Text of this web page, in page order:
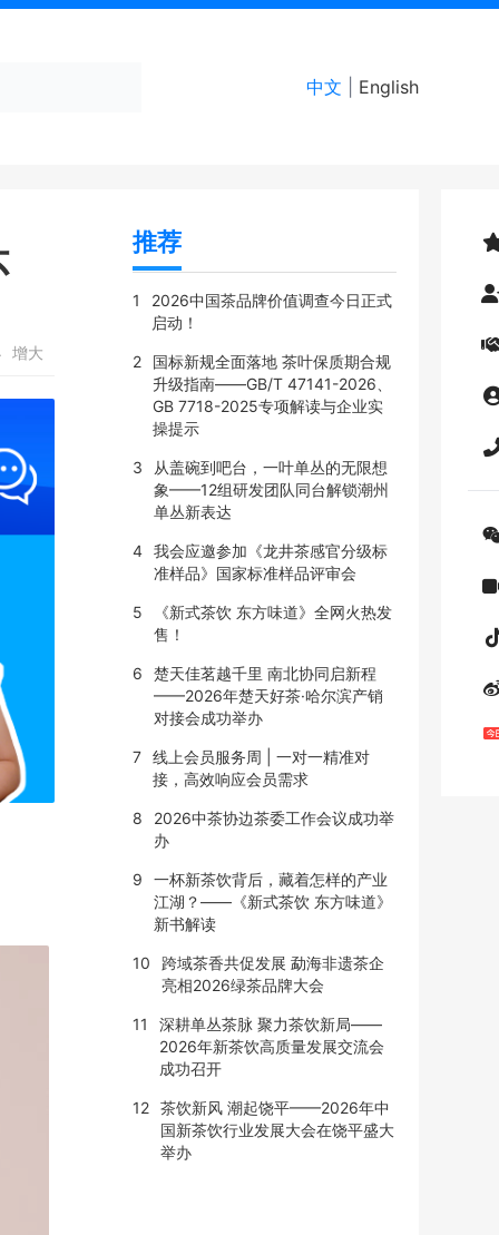
中文 English
增大
推荐
1
2026中国茶品牌价值调查今日正式
启动！
2
国标新规全面落地 茶叶保质期合规
升级指南——GB/T 47141-2026、
GB 7718-2025专项解读与企业实
操提示
3
从盖碗到吧台，一叶单丛的无限想
象——12组研发团队同台解锁潮州
单丛新表达
4
我会应邀参加《龙井茶感官分级标
准样品》国家标准样品评审会
5
《新式茶饮 东方味道》全网火热发
售！
6
楚天佳茗越千里 南北协同启新程
——2026年楚天好茶·哈尔滨产销
对接会成功举办
7
线上会员服务周 | 一对一精准对
接，高效响应会员需求
8
2026中茶协边茶委工作会议成功举
办
9
一杯新茶饮背后，藏着怎样的产业
江湖？——《新式茶饮 东方味道》
新书解读
10
跨域茶香共促发展 勐海非遗茶企
亮相2026绿茶品牌大会
11
深耕单丛茶脉 聚力茶饮新局——
2026年新茶饮高质量发展交流会
成功召开
12
茶饮新风 潮起饶平——2026年中
国新茶饮行业发展大会在饶平盛大
举办